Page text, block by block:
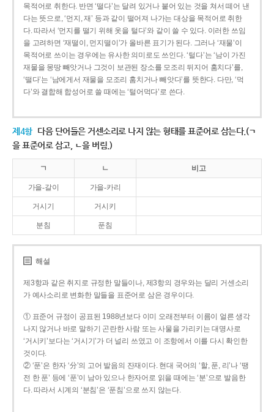
목적어로 취한다. 반면 ‘떨다’는 달려 있거나 붙어 있는 것을 쳐서 떼어 낸
다는 뜻으로, ‘먼지, 재’ 등과 같이 떨어져 나가는 대상을 목적어로 취한
다. 따라서 ‘먼지를 떨기 위해 옷을 털다’와 같이 쓸 수 있다. 이러한 쓰임
을 고려하면 ‘재떨이, 먼지떨이’가 올바른 표기가 된다. 그러나 ‘재물’이
목적어로 쓰이는 경우에는 유사한 의미로도 쓰인다. ‘털다’는 ‘남이 가진
재물을 몽땅 빼앗거나 그것이 보관된 장소를 모조리 뒤지어 훔치다’를,
‘떨다’는 ‘남에게서 재물을 모조리 훔치거나 빼앗다’를 뜻한다. 다만, ‘먹
다’와 결합해 합성어로 쓸 때에는 ‘털어먹다’로 쓴다.
제4항 다음 단어들은 거센소리로 나지 않는 형태를 표준어로 삼는다.(ㄱ
을 표준어로 삼고, ㄴ을 버림.)
ㄱ ㄴ 비고
가을-갈이 가을-카리
거시기 거시키
분침 푼침
해설
제3항과 같은 취지로 규정한 말들이나, 제3항의 경우와는 달리 거센소리
가 예사소리로 변화한 말들을 표준어로 삼은 경우이다.
① 표준어 규정이 공표된 1988년보다 이미 오래전부터 이름이 얼른 생각
나지 않거나 바로 말하기 곤란한 사람 또는 사물을 가리키는 대명사로
‘거시키’보다는 ‘거시기’가 더 널리 쓰였고 이 조항에서 이를 다시 확인한
것이다.
② ‘푼’은 한자 ‘分’의 고어 발음의 잔재이다. 현대 국어의 ‘할, 푼, 리’나 ‘땡
전 한 푼’ 등에 ‘푼’이 남아 있으나 한자어로 읽을 때에는 ‘분’으로 발음한
다. 따라서 시계의 ‘분침’은 ‘푼침’으로 쓰지 않는다.